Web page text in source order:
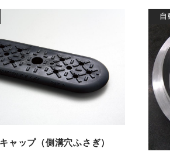
ャップ（側溝穴ふさぎ）
自